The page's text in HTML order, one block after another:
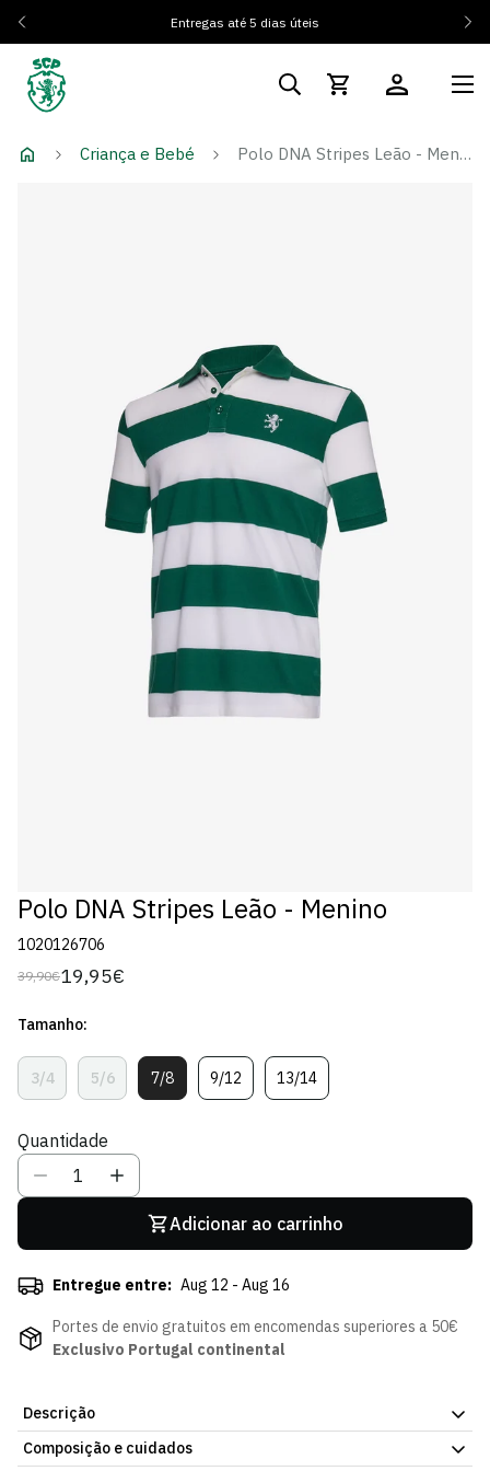
Entregas até 5 dias úteis
Criança e Bebé Polo DNA Stripes Leão - Menino
Polo DNA Stripes Leão - Menino
1020126706
Preço
39,90€
Preço
venda
19,95€
Tamanho:
3/4
Variante
Esgotada
Indisponível
5/6
Variante
Esgotada
Indisponível
7/8Variante
Esgotada
9/12Variante
Esgotada
13/14Variante
Esgotada
Quantidade
Adicionar ao carrinho
Entregue entre: Aug 12 - Aug 16
Portes de envio gratuitos em encomendas superiores a 50€
Exclusivo Portugal continental
Descrição
O Polo DNA Stripes Leão de Menino traz o clássico listado do
Composição e cuidados